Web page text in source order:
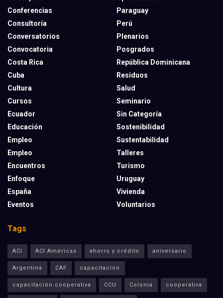
Conferencias
Consultoría
Conversatorios
Convocatoria
Costa Rica
Cuba
Cultura
Cursos
Ecuador
Educación
Empleo
Empleo
Encuentros
Enfoque
España
Eventos
Paraguay
Perú
Plenarios
Posgrados
República Dominicana
Residuos
Salud
Seminario
Sin Categoría
Sostenibilidad
Sustentabilidad
Talleres
Turismo
Uruguay
Vivienda
Voluntarios
Tags
ACI ACI Americas ahorro y crédito aniversario
Argentina CAF capacitación
capacitación cooperativa CCU Colonia cooperativa